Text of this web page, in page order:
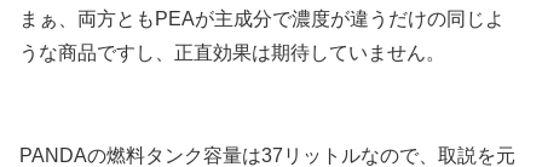
まぁ、両方ともPEAが主成分で濃度が違うだけの同じよ
うな商品ですし、正直効果は期待していません。
PANDAの燃料タンク容量は37リットルなので、取説を元